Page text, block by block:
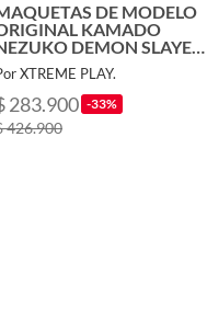
DE MODELO
KAMADO
DEMON SLAYER
XTREME PLAY.
283.900 -33%
426.900